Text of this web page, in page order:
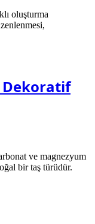
oluşturma
Dekoratif
ve magnezyum
bir taş türüdür.